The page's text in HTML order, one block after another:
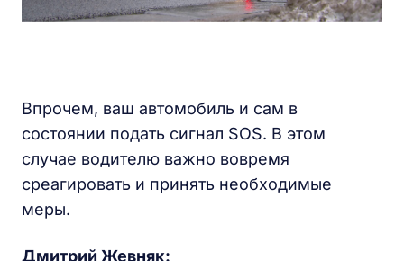
Впрочем, ваш автомобиль и сам в
состоянии подать сигнал SOS. В этом
случае водителю важно вовремя
среагировать и принять необходимые
меры.
Дмитрий Жевняк: